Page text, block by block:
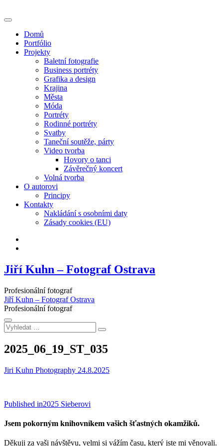
to
Domů
Portfólio
Projekty
Baletní fotografie
Business portréty
Grafika a design
Krajina
Města
Móda
Portréty
Rodinné portréty
Svatby
Taneční soutěže, párty
Video tvorba
Hovory o tanci
Závěrečný koncert
Volná tvorba
O autorovi
Principy
Kontakty
Nakládání s osobními daty
Zásady cookies (EU)
Jiří Kuhn – Fotograf Ostrava
Profesionální fotograf
Jiří Kuhn – Fotograf Ostrava
Profesionální fotograf
Vyhledat
…
2025_06_19_ST_035
Jiri Kuhn Photography 24.8.2025
Navigace
pro
Published in2025 Sieberovi
Jsem pokorným knihovníkem vašich šťastných okamžiků.
Děkuji za vaši návštěvu, velmi si vážím času, který jste mi věnovali.